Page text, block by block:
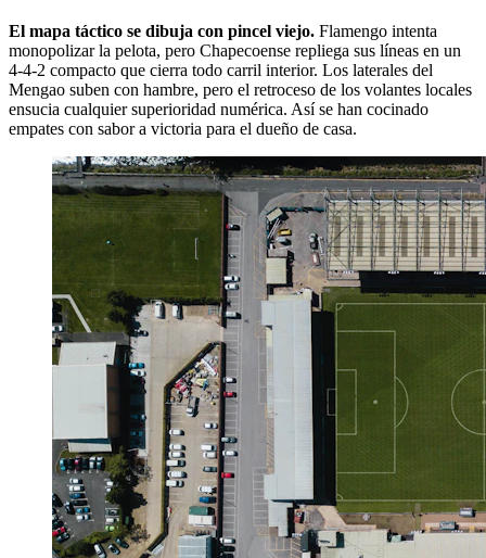
El mapa táctico se dibuja con pincel viejo. Flamengo intenta
monopolizar la pelota, pero Chapecoense repliega sus líneas en un
4-4-2 compacto que cierra todo carril interior. Los laterales del
Mengao suben con hambre, pero el retroceso de los volantes locales
ensucia cualquier superioridad numérica. Así se han cocinado
empates con sabor a victoria para el dueño de casa.